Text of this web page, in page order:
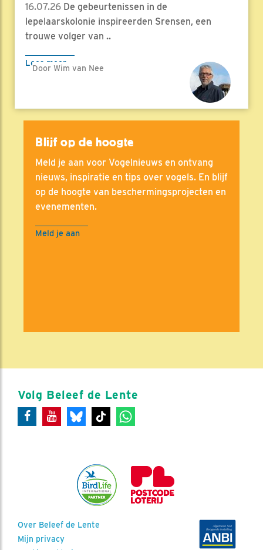
16.07.26 De gebeurtenissen in de
lepelaarskolonie inspireerden Srensen, een
trouwe volger van ..
Lees meer
Door Wim van Nee
Blijf op de hoogte
Meld je aan voor Vogelnieuws en ontvang
nieuws, inspiratie en tips over vogels. En blijf
op de hoogte van beschermingsprojecten en
evenementen.
Meld je aan
Volg Beleef de Lente
Over Beleef de Lente
Mijn privacy